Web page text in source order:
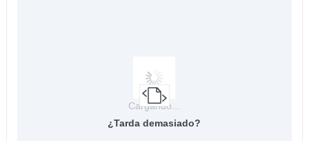
Cargando...
¿Tarda demasiado?